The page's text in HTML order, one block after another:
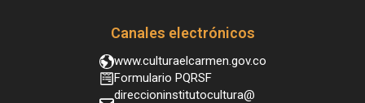
Canales electrónicos
www.culturaelcarmen.gov.co
Formulario PQRSF
direccioninstitutocultura@